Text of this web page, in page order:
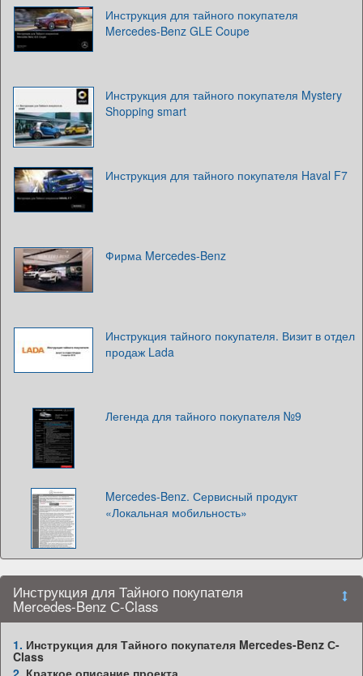
Инструкция для тайного покупателя
Mercedes-Benz GLE Coupe
Инструкция для тайного покупателя Mystery
Shopping smart
Инструкция для тайного покупателя Haval F7
Фирма Mercedes-Benz
Инструкция тайного покупателя. Визит в отдел
продаж Lada
Легенда для тайного покупателя №9
Mercedes-Benz. Сервисный продукт
«Локальная мобильность»
Инструкция для Тайного покупателя
Mercedes-Benz С-Class
1. Инструкция для Тайного покупателя Mercedes-Benz С-
Class